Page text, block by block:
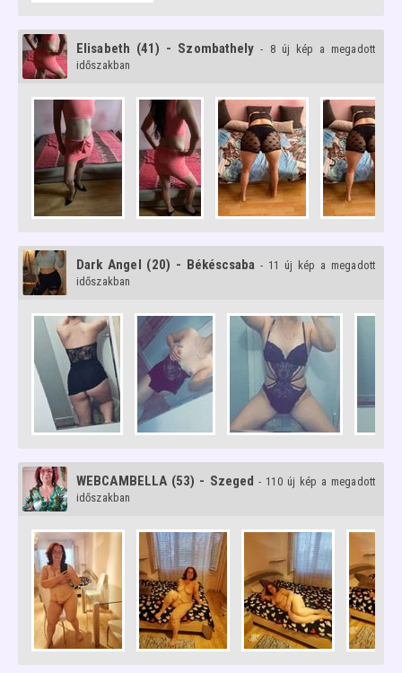
Elisabeth (41) - Szombathely - 8 új kép a megadott
időszakban
Dark Angel (20) - Békéscsaba - 11 új kép a megadott
időszakban
WEBCAMBELLA (53) - Szeged - 110 új kép a megadott
időszakban